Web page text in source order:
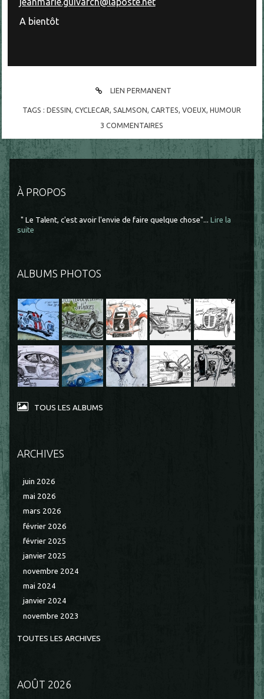
À PROPOS
" Le Talent, c'est avoir l'envie de faire quelque chose"... Lire la
suite
ALBUMS PHOTOS
TOUS LES ALBUMS
ARCHIVES
juin 2026
mai 2026
mars 2026
février 2026
février 2025
janvier 2025
novembre 2024
mai 2024
janvier 2024
novembre 2023
TOUTES LES ARCHIVES
AOÛT 2026
A bientôt
LIEN PERMANENT
TAGS :DESSIN ,CYCLECAR ,SALMSON ,CARTES ,VOEUX ,HUMOUR
3 COMMENTAIRES